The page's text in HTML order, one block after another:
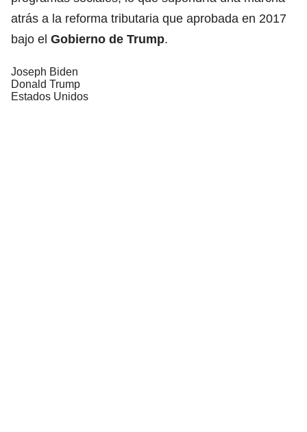
atrás a la reforma tributaria que aprobada en 2017
bajo el Gobierno de Trump.
Joseph Biden
Donald Trump
Estados Unidos